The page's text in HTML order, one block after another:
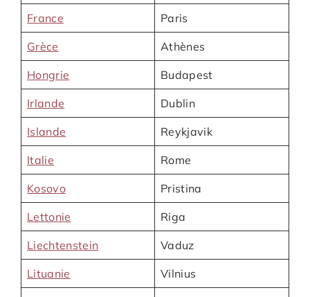
France Paris
Grèce Athènes
Hongrie Budapest
Irlande Dublin
Islande Reykjavik
Italie Rome
Kosovo Pristina
Lettonie Riga
Liechtenstein Vaduz
Lituanie Vilnius